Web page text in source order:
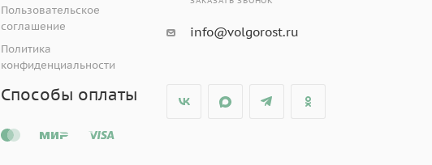
Пользовательское
соглашение
Политика
конфиденциальности
Способы оплаты
info@volgorost.ru